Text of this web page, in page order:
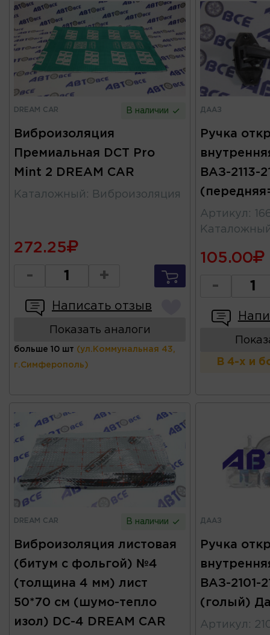
DREAM CAR В наличии
Виброизоляция
Премиальная DCT Pro
Mint 2 DREAM CAR
Каталожный : Виброизоляция
272.25
- +
Написать отзыв
Показать аналоги
больше 10 шт (ул.Коммунальная 43,
г.Симферополь)
ДААЗ
Ручка
ВАЗ-2113-
Артикул :
105.00
-
В 4-х и
DREAM CAR В наличии
Виброизоляция листовая
(битум с фольгой) №4
(толщина 4 мм) лист
50*70 см (шумо-тепло
изол) DC-4 DREAM CAR
ДААЗ
Ручка
ВАЗ-2101-
(голый)
Артикул :